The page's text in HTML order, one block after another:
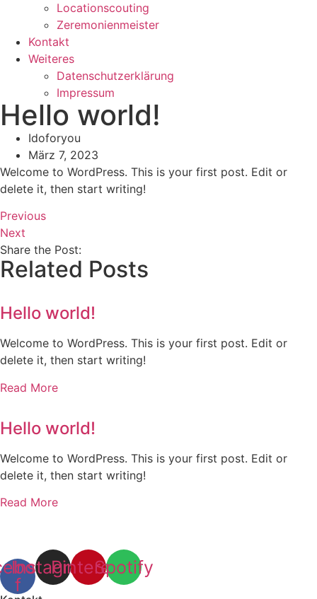
Locationscouting
Zeremonienmeister
Kontakt
Weiteres
Datenschutzerklärung
Impressum
Hello world!
Idoforyou
März 7, 2023
Welcome to WordPress. This is your first post. Edit or
delete it, then start writing!
Previous
Next
Share the Post:
Related Posts
Hello world!
Welcome to WordPress. This is your first post. Edit or
delete it, then start writing!
Read More
Hello world!
Welcome to WordPress. This is your first post. Edit or
delete it, then start writing!
Read More
f
Instagram
Pinterest
Spotify